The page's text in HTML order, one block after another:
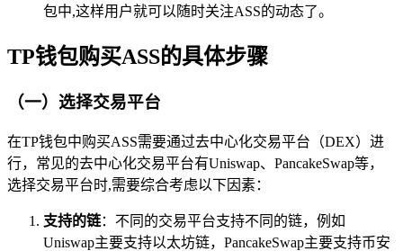
包中,这样用户就可以随时关注ASS的动态了。
TP钱包购买ASS的具体步骤
（一）选择交易平台
在TP钱包中购买ASS需要通过去中心化交易平台（DEX）进
行，常见的去中心化交易平台有Uniswap、PancakeSwap等，
选择交易平台时,需要综合考虑以下因素：
支持的链：不同的交易平台支持不同的链，例如
Uniswap主要支持以太坊链，PancakeSwap主要支持币安